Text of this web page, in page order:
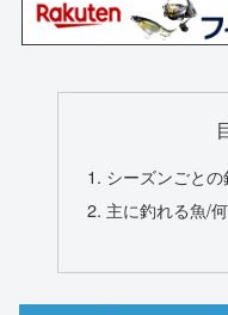
シーズンごと
主に釣れる魚/